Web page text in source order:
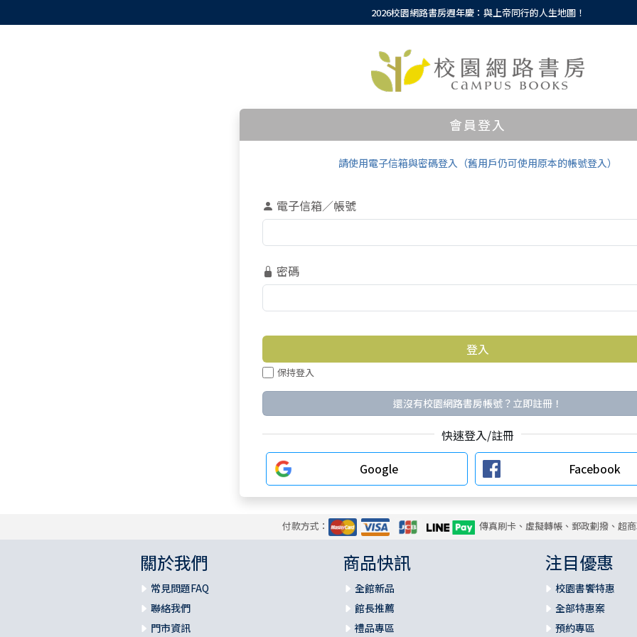
2026校園網路書房週年慶：與上帝同行的人生地圖！
會員登入
請使用電子信箱與密碼登入（舊用戶仍可使用原本的帳號登入）
電子信箱／帳號
密碼
保持登入
還沒有校園網路書房帳號？立即註冊！
快速登入/註冊
Google
Facebook
付款方式： 傳真刷卡、虛擬轉帳、郵政劃撥、超
關於我們
常見問題FAQ
聯絡我們
門市資訊
商品快訊
全館新品
館長推薦
禮品專區
注目優惠
校園書饗特惠
全部特惠案
預約專區